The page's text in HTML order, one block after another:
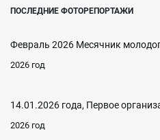
ПОСЛЕДНИЕ ФОТОРЕПОРТАЖИ
Февраль 2026 Месячник
2026 год
14.01.2026 года, Первое
2026 год